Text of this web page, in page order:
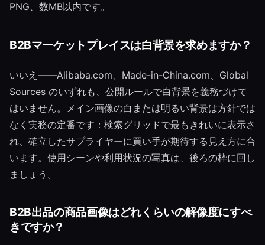
PNG、数MB以内です。
B2Bマーケットプレイスは白背景を求めますか？
いいえ——Alibaba.com、Made-in-China.com、Global
Sources のいずれも、公開ルールで白背景を義務づけて
はいません。メイン画像の白または明るい背景は方針では
なく実務の定番です：検索グリッドで最もきれいに表示さ
れ、確立したサプライヤーに買い手が期待する見え方に合
います。使用シーンや利用状況の写真は、後ろの枠に回し
ましょう。
B2B出品の商品画像はどれくらいの解像度にすべ
きですか？